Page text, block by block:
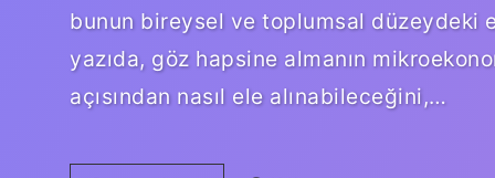
bunun bireysel ve toplumsal düzeydeki
yazıda, göz hapsine almanın
açısından nasıl ele alınabileceğini,…